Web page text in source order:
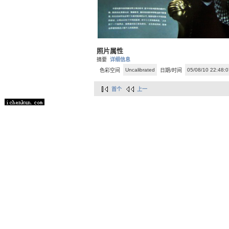
照片属性
摘要 详细信息
色彩空间
Uncalibrated 日期/时间 05/08/10
首个 上一